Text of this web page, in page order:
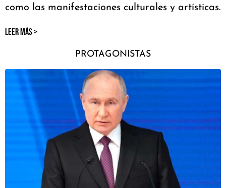
como las manifestaciones culturales y artísticas.
LEER MÁS >
PROTAGONISTAS